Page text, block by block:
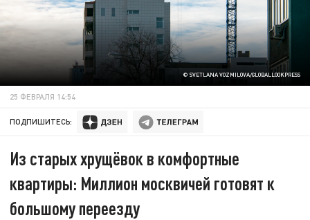
© SVETLANA VOZMILOVA/GLOBALLOOKPRESS
25 ФЕВРАЛЯ 14:54
ПОДПИШИТЕСЬ:
Из старых хрущёвок в комфортные
квартиры: Миллион москвичей готовят к
большому переезду